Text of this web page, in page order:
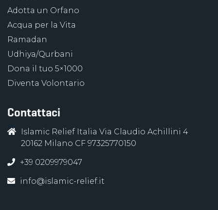
Adotta un Orfano
Acqua per la Vita
Ramadan
Udhiya/Qurbani
Dona il tuo 5×1000
Diventa Volontario
Contattaci
Islamic Relief Italia Via Claudio Achillini 4
20162 Milano CF 97325770150
+39 0209979047
info@islamic-relief.it